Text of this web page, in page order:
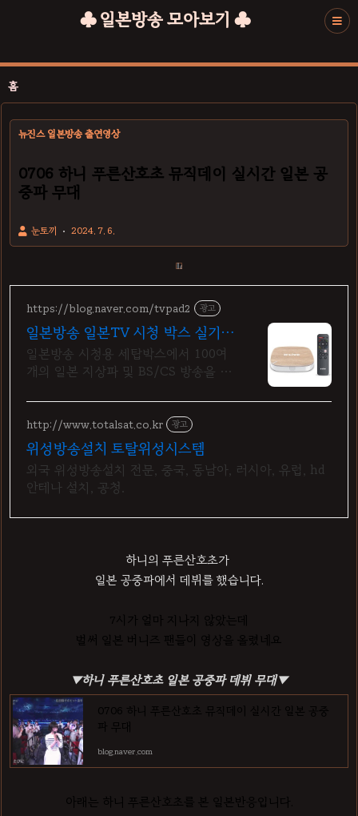
♣ 일본방송 모아보기 ♣
홈
뉴진스 일본방송 출연영상
0706 하니 푸른산호초 뮤직데이 실시간 일본 공
중파 무대
눈토끼 2024. 7. 6.
https://blog.naver.com/tvpad2 광고
일본방송 일본TV 시청 박스 실기
간/녹화방송/VOD 시청
일본방송 시청용 세탑박스에서 100여
개의 일본 지상파 및 BS/CS 방송을 시
http://www.totalsat.co.kr 광고
위성방송설치 토탈위성시스템
외국 위성방송설치 전문, 중국, 동남아, 러시아, 유럽, hd
안테나 설치, 공청.
하니의 푸른산호초가
일본 공중파에서 데뷔를 했습니다.
7시가 얼마 지나지 않았는데
벌써 일본 버니즈 팬들이 영상을 올렸네요
▼하니 푸른산호초 일본 공중파 데뷔 무대▼
0706 하니 푸른산호초 뮤직데이 실시간 일본 공중
파 무대
blog.naver.com
아래는 하니 푸른산호초를 본 일본반응입니다.